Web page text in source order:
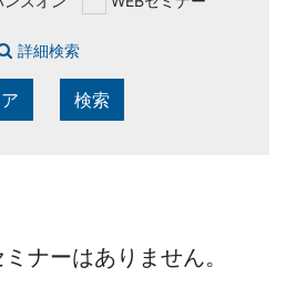
詳細検索
検索
ナーはありません。